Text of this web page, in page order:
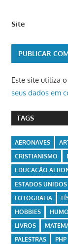
Site
Este site utiliza
seus dados em
TAGS
AERONAVES
CRISTIANISMO
EDUCAÇÃO
ESTADOS UNIDOS
FOTOGRAFIA
HOBBIES
LIVROS
PALESTRAS
PHP